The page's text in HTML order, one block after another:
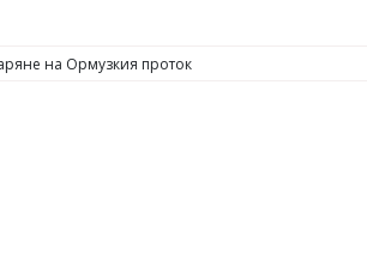
на Ормузкия проток